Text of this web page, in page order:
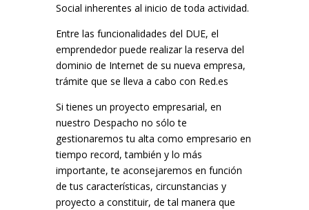
Social inherentes al inicio de toda actividad.
Entre las funcionalidades del DUE, el
emprendedor puede realizar la reserva del
dominio de Internet de su nueva empresa,
trámite que se lleva a cabo con Red.es
Si tienes un proyecto empresarial, en
nuestro Despacho no sólo te
gestionaremos tu alta como empresario en
tiempo record, también y lo más
importante, te aconsejaremos en función
de tus características, circunstancias y
proyecto a constituir, de tal manera que